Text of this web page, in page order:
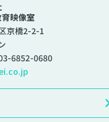
映像室
京橋2-2-1
6852-0680